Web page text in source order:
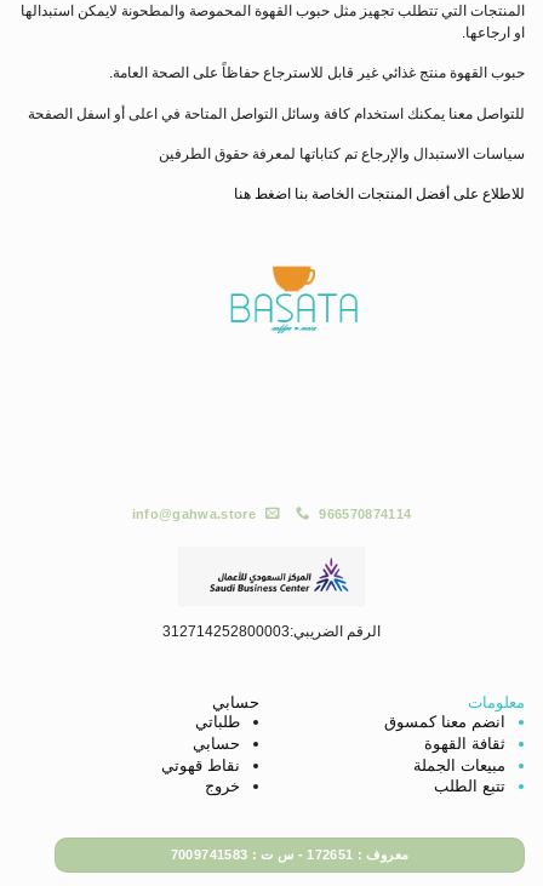
المنتجات التي تتطلب تجهيز مثل حبوب القهوة المحموصة والمطحونة لايمكن استبدالها
او ارجاعها.
حبوب القهوة منتج غذائي غير قابل للاسترجاع حفاظاً على الصحة العامة.
للتواصل معنا يمكنك استخدام كافة وسائل التواصل المتاحة في اعلى أو اسفل الصفحة
سياسات الاستبدال والإرجاع تم كتاباتها لمعرفة حقوق الطرفين
للاطلاع على أفضل المنتجات الخاصة بنا اضغط هنا
966570874114
info@gahwa.store
الرقم الضريبي:312714252800003
معلومات
انضم معنا كمسوق
ثقافة القهوة
مبيعات الجملة
تتبع الطلب
حسابي
طلباتي
حسابي
نقاط قهوتي
خروج
معروف : 172651 - س ت : 7009741583